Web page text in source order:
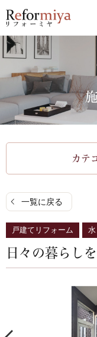
カテ
一覧に戻る
戸建てリフォーム
日々の暮らし